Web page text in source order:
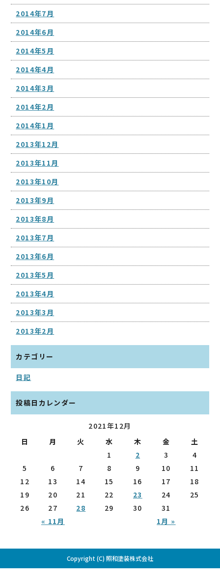
2014年7月
2014年6月
2014年5月
2014年4月
2014年3月
2014年2月
2014年1月
2013年12月
2013年11月
2013年10月
2013年9月
2013年8月
2013年7月
2013年6月
2013年5月
2013年4月
2013年3月
2013年2月
カテゴリー
日記
投稿日カレンダー
2021年12月
日
月 火 水 木 金 土
« 11月 1月 »
1 2 3
4
5
6 7 8 9 10
11
12
13 14 15 16 17
18
19
20 21 22 23 24
25
26
27 28 29 30 31
Copyright (C) 照和塗装株式会社